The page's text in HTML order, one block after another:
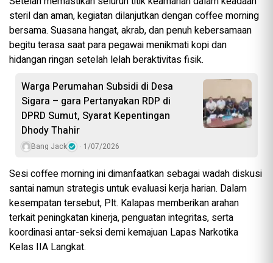
steril dan aman, kegiatan dilanjutkan dengan coffee morning
bersama. Suasana hangat, akrab, dan penuh kebersamaan
begitu terasa saat para pegawai menikmati kopi dan
hidangan ringan setelah lelah beraktivitas fisik.
Warga Perumahan Subsidi di Desa
Sigara – gara Pertanyakan RDP di
DPRD Sumut, Syarat Kepentingan
Dhody Thahir
Bang Jack 1/07/2026
Sesi coffee morning ini dimanfaatkan sebagai wadah diskusi
santai namun strategis untuk evaluasi kerja harian. Dalam
kesempatan tersebut, Plt. Kalapas memberikan arahan
terkait peningkatan kinerja, penguatan integritas, serta
koordinasi antar-seksi demi kemajuan Lapas Narkotika
Kelas IIA Langkat.